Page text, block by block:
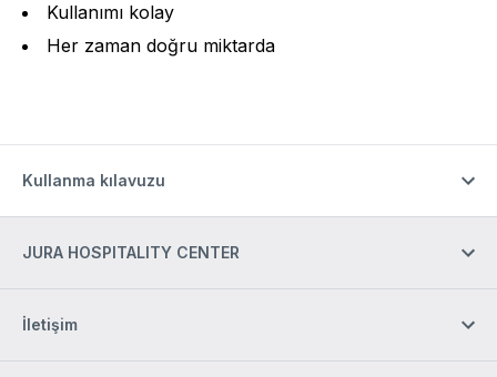
Kullanımı kolay
Her zaman doğru miktarda
Kullanma kılavuzu
JURA HOSPITALITY CENTER
İletişim